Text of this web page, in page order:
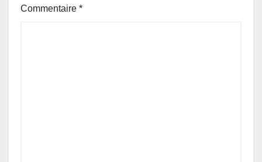
Commentaire *